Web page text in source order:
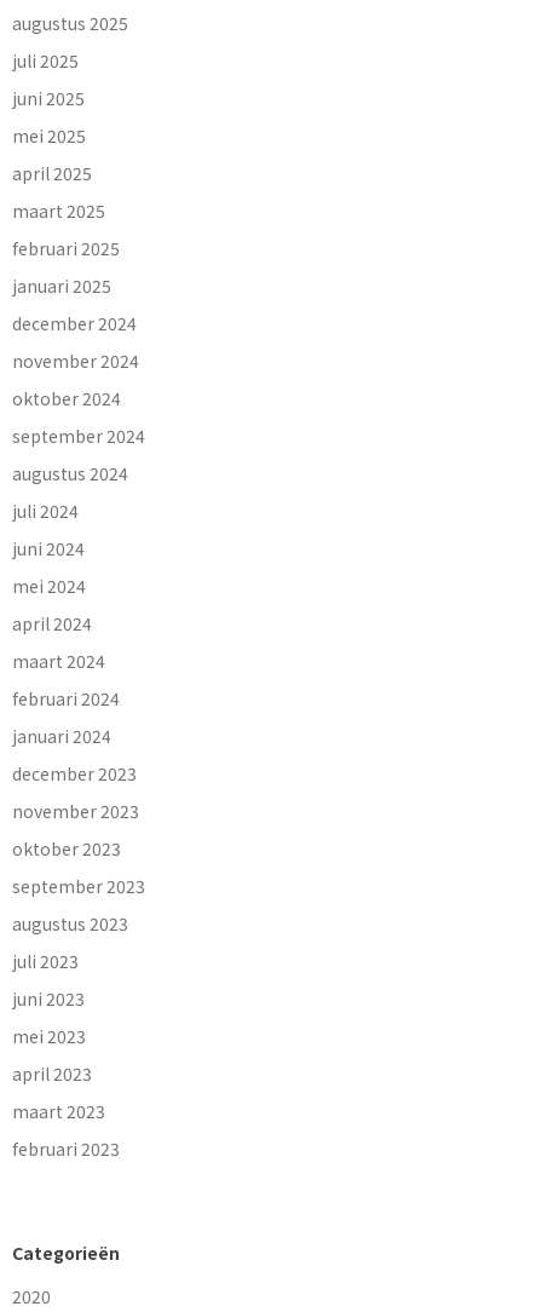
augustus 2025
juli 2025
juni 2025
mei 2025
april 2025
maart 2025
februari 2025
januari 2025
december 2024
november 2024
oktober 2024
september 2024
augustus 2024
juli 2024
juni 2024
mei 2024
april 2024
maart 2024
februari 2024
januari 2024
december 2023
november 2023
oktober 2023
september 2023
augustus 2023
juli 2023
juni 2023
mei 2023
april 2023
maart 2023
februari 2023
Categorieën
2020